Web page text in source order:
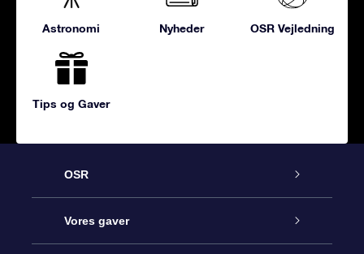
Astronomi Nyheder OSR Vejledning
Tips og Gaver
OSR
Kundeservice
Vores gaver